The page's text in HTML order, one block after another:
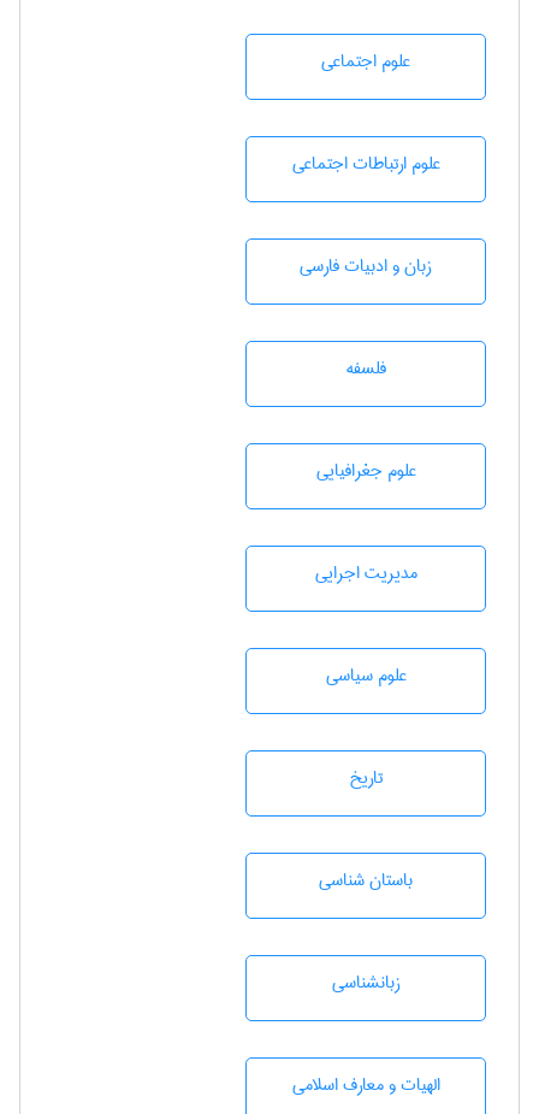
علوم اجتماعی
علوم ارتباطات اجتماعی
زبان و ادبيات فارسی
فلسفه
علوم جغرافيايی
مديريت اجرايی
علوم سياسی
تاريخ
باستان شناسی
زبانشناسی
الهیات و معارف اسلامی